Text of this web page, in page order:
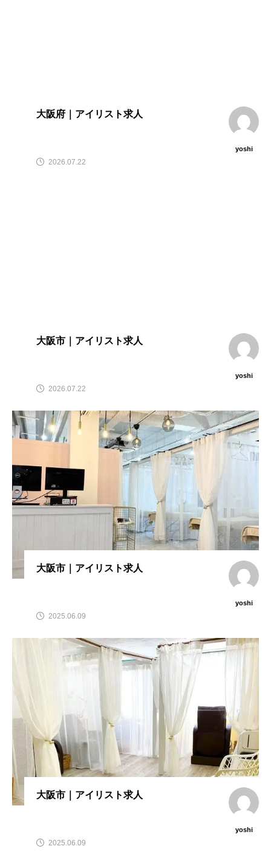
大阪府｜アイリスト求人
yoshi
2026.07.22
大阪市｜アイリスト求人
yoshi
2026.07.22
大阪市｜アイリスト求人
yoshi
2025.06.09
大阪市｜アイリスト求人
yoshi
2025.06.09